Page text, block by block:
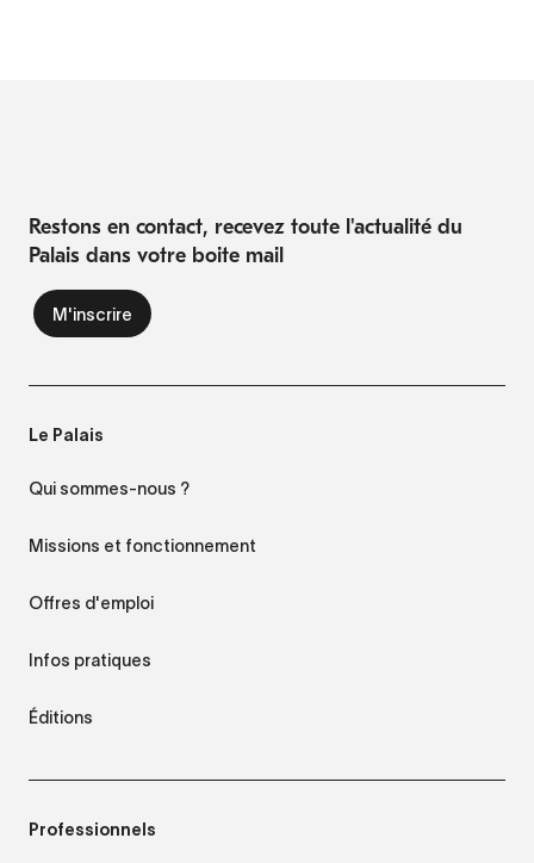
Restons en contact, recevez toute l'actualité du
Palais dans votre boite mail
Le Palais
Qui sommes-nous ?
Missions et fonctionnement
Offres d'emploi
Infos pratiques
Éditions
Professionnels